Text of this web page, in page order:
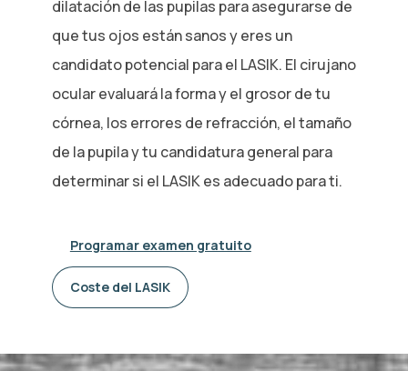
dilatación de las pupilas para asegurarse de
que tus ojos están sanos y eres un
candidato potencial para el LASIK. El cirujano
ocular evaluará la forma y el grosor de tu
córnea, los errores de refracción, el tamaño
de la pupila y tu candidatura general para
determinar si el LASIK es adecuado para ti.
Programar examen gratuito
Coste del LASIK